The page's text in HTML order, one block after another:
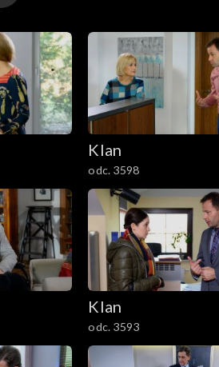
Klan
odc. 3598
Klan
odc. 3593